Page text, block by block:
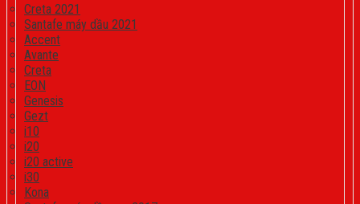
Creta 2021
Santafe máy dầu 2021
Accent
Avante
Creta
EON
Genesis
Gezt
i10
i20
i20 active
i30
Kona